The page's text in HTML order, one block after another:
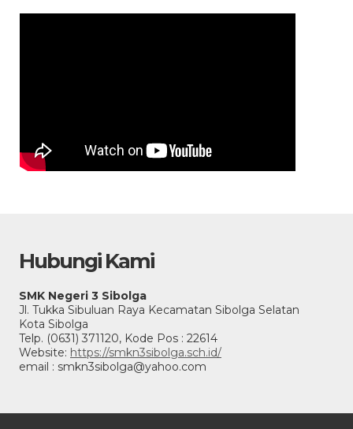
Hubungi Kami
SMK Negeri 3 Sibolga
Jl. Tukka Sibuluan Raya Kecamatan Sibolga Selatan
Kota Sibolga
Telp. (0631) 371120, Kode Pos : 22614
Website: https://smkn3sibolga.sch.id/
email : smkn3sibolga@yahoo.com